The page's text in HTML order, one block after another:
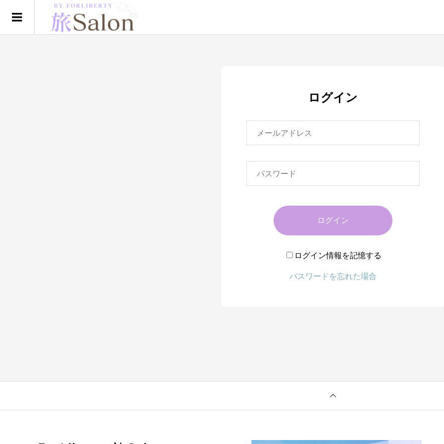
ログイン
ログイン
ログイン情報を記憶する
パスワードを忘れた場合